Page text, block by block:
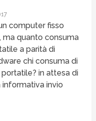
computer fisso
ma quanto consuma
a parità di
chi consuma di
portatile? in attesa di
informativa invio